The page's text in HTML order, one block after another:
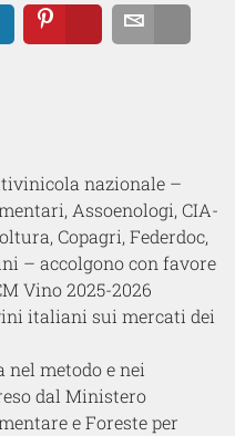
nazionale –
Assoenologi, CIA-
Copagri, Federdoc,
– accolgono con favore
Vino 2025-2026
italiani sui mercati dei
nel metodo e nei
dal Ministero
e Foreste per